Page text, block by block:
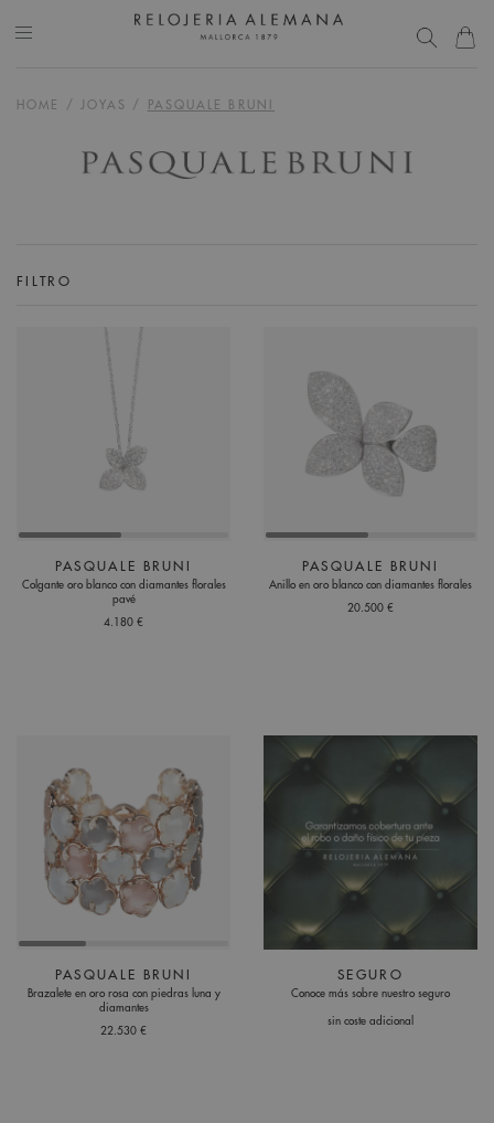
HOME / JOYAS / PASQUALE BRUNI
FILTRO
PASQUALE BRUNI
Colgante oro blanco con diamantes florales
pavé
4.180 €
PASQUALE BRUNI
Anillo en oro blanco con diamantes florales
20.500 €
PASQUALE BRUNI
Brazalete en oro rosa con piedras luna y
diamantes
22.530 €
SEGURO
Conoce más sobre nuestro seguro
sin coste adicional